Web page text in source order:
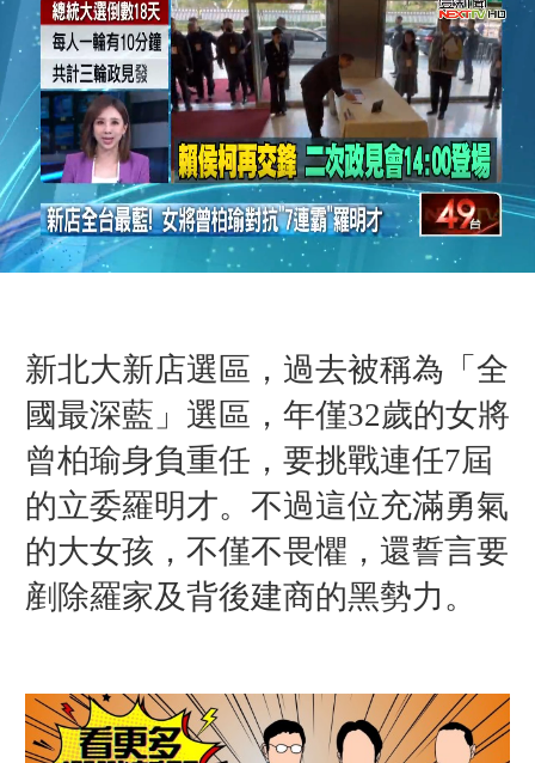
新北大新店選區，過去被稱為「全
國最深藍」選區，年僅32歲的女將
曾柏瑜身負重任，要挑戰連任7屆
的立委羅明才。不過這位充滿勇氣
的大女孩，不僅不畏懼，還誓言要
剷除羅家及背後建商的黑勢力。